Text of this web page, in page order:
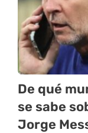
De qué
se sabe
Jorge